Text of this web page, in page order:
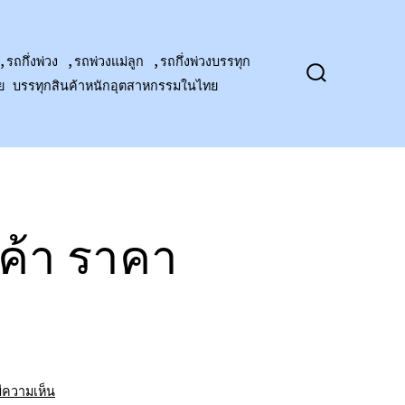
รถกึ่งพ่วง ,รถพ่วงแม่ลูก ,รถกึ่งพ่วงบรรทุก
รรทุกสินค้าหนักอุตสาหกรรมในไทย
า ราคา
วามเห็นบน